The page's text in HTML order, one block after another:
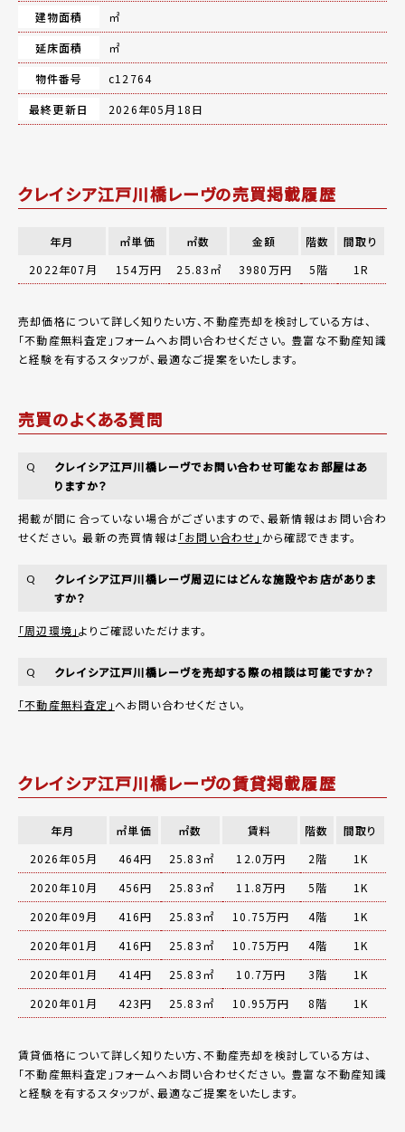
建物面積
㎡
延床面積
㎡
物件番号
c12764
最終更新日
2026年05月18日
クレイシア江戸川橋レーヴの売買掲載履歴
年月 ㎡単価 ㎡数 金額 階数
間取り
2022年07月
154万円 25.83㎡ 3980万円 5階 1R
売却価格について詳しく知りたい方、不動産売却を検討している方は、
「不動産無料査定 」フォームへお問い合わせください。 豊富な不動産知識
と経験を有するスタッフが、最適なご提案をいたします。
売買のよくある質問
Q
クレイシア江戸川橋レーヴでお問い合わせ可能なお部屋はあ
りますか？
掲載が間に合っていない場合がございますので、最新情報はお問い合わ
せください。 最新の売買情報は「お問い合わせ」 から確認できます。
Q
クレイシア江戸川橋レーヴ周辺にはどんな施設やお店がありま
すか？
「周辺環境」よりご確認いただけます。
Q クレイシア江戸川橋レーヴを売却する際の相談は可能ですか？
「不動産無料査定」へお問い合わせください。
クレイシア江戸川橋レーヴの賃貸掲載履歴
年月 ㎡単価 ㎡数 賃料 階数
間取り
2026年05月
464円 25.83㎡ 12.0万円 2階
1K
2020年10月
456円 25.83㎡ 11.8万円 5階
1K
2020年09月
416円 25.83㎡ 10.75万円 4階
1K
2020年01月
416円 25.83㎡ 10.75万円 4階
1K
2020年01月
414円 25.83㎡ 10.7万円 3階
1K
2020年01月
423円 25.83㎡ 10.95万円 8階 1K
賃貸価格について詳しく知りたい方、不動産売却を検討している方は、
「不動産無料査定 」フォームへお問い合わせください。 豊富な不動産知識
と経験を有するスタッフが、最適なご提案をいたします。